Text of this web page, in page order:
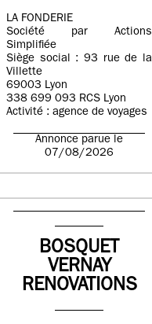
LA FONDERIE
Société par Actions
Simplifiée
Siège social : 93 rue de la
Villette
69003 Lyon
338 699 093 RCS Lyon
Activité : agence de voyages
Annonce parue le
07/08/2026
BOSQUET
VERNAY
RENOVATIONS